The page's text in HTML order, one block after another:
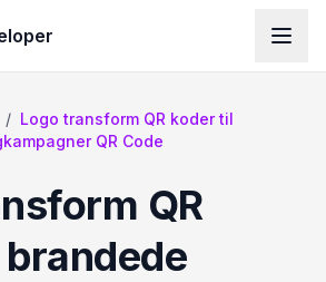
/ Logo transform QR koder til
QR Code
QR